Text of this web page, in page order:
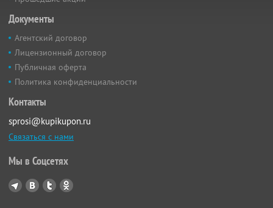
Документы
Агентский договор
Лицензионный договор
Публичная оферта
Политика конфиденциальности
Контакты
sprosi@kupikupon.ru
Связаться с нами
Мы в Соцсетях